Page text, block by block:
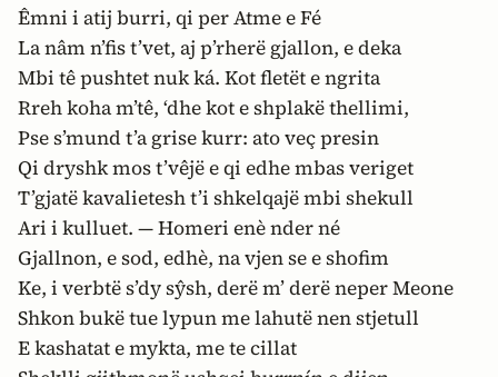
Êmni i atij burri, qi per Atme e Fé
La nâm n’fis t’vet, aj p’rherë gjallon, e deka
Mbi tê pushtet nuk ká. Kot fletët e ngrita
Rreh koha m’tê, ‘dhe kot e shplakë thellimi,
Pse s’mund t’a grise kurr: ato veç presin
Qi dryshk mos t’vêjë e qi edhe mbas veriget
T’gjatë kavalietesh t’i shkelqajë mbi shekull
Ari i kulluet. — Homeri enè nder né
Gjallnon, e sod, edhè, na vjen se e shofim
Ke, i verbtë s’dy sŷsh, derë m’ derë neper Meone
Shkon bukë tue lypun me lahutë nen stjetull
E kashatat e mykta, me te cillat